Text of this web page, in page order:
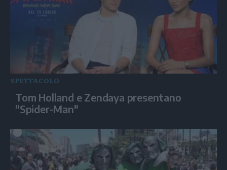
SPETTACOLO
Tom Holland e Zendaya presentano
"Spider-Man"